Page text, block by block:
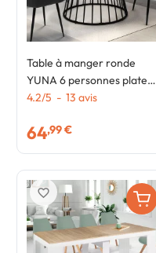
Table à manger ronde
YUNA 6 personnes plateau
bois et pied filaire en métal
4.2/5 - 13 avis
64,99 €
favorite_border